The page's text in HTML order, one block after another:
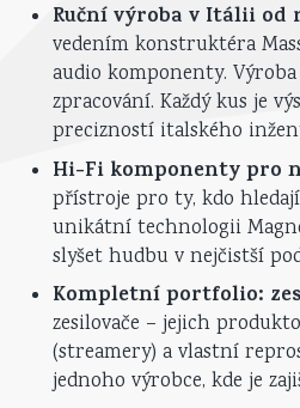
Ruční výroba v Itálii od
vedením konstruktéra
audio komponenty.
zpracování. Každý kus je
precizností italského
Hi-Fi komponenty pro
přístroje pro ty, kdo
unikátní technologii
slyšet hudbu v nejčistší
Kompletní portfolio:
zesilovače – jejich
(streamery) a vlastní
jednoho výrobce, kde je